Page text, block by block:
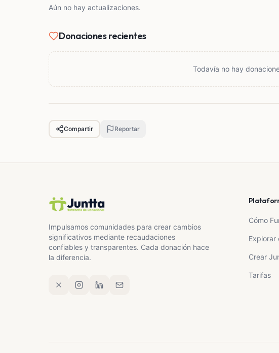
Aún no hay actualizaciones.
Donaciones recientes
Todavía no hay
Compartir Reportar
Impulsamos comunidades para crear cambios
significativos mediante recaudaciones
confiables y transparentes. Cada donación hace
la diferencia.
Cómo
Explorar
Crear
Tarifas